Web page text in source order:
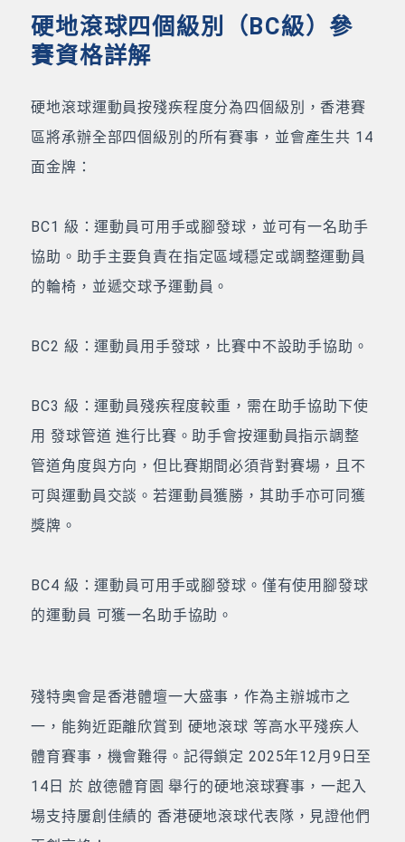
硬地滾球四個級別（BC級）參
賽資格詳解
硬地滾球運動員按殘疾程度分為四個級別，香港賽
區將承辦全部四個級別的所有賽事，並會產生共 14
面金牌：
BC1 級：運動員可用手或腳發球，並可有一名助手
協助。助手主要負責在指定區域穩定或調整運動員
的輪椅，並遞交球予運動員。
BC2 級：運動員用手發球，比賽中不設助手協助。
BC3 級：運動員殘疾程度較重，需在助手協助下使
用 發球管道 進行比賽。助手會按運動員指示調整
管道角度與方向，但比賽期間必須背對賽場，且不
可與運動員交談。若運動員獲勝，其助手亦可同獲
獎牌。
BC4 級：運動員可用手或腳發球。僅有使用腳發球
的運動員 可獲一名助手協助。
殘特奧會是香港體壇一大盛事，作為主辦城市之
一，能夠近距離欣賞到 硬地滾球 等高水平殘疾人
體育賽事，機會難得。記得鎖定 2025年12月9日至
14日 於 啟德體育園 舉行的硬地滾球賽事，一起入
場支持屢創佳績的 香港硬地滾球代表隊，見證他們